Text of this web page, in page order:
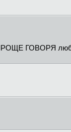
ПРОЩЕ ГОВОРЯ